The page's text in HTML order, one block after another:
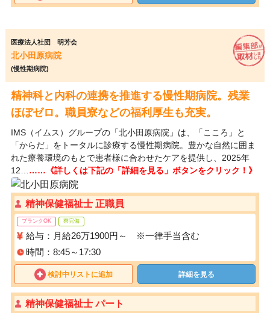
医療法人社団 明芳会
北小田原病院
(慢性期病院)
精神科と内科の連携を推進する慢性期病院。残業
ほぼゼロ。職員寮などの福利厚生も充実。
IMS（イムス）グループの「北小田原病院」は、「こころ」と
「からだ」をトータルに診療する慢性期病院。豊かな自然に囲ま
れた療養環境のもとで患者様に合わせたケアを提供し、2025年
12… ……《詳しくは下記の「詳細を見る」ボタンをクリック！》
精神保健福祉士 正職員
ブランクOK 寮完備
給与：月給26万1900円～ ※一律手当含む
時間：8:45～17:30
検討中リストに追加 詳細を見る
精神保健福祉士 パート